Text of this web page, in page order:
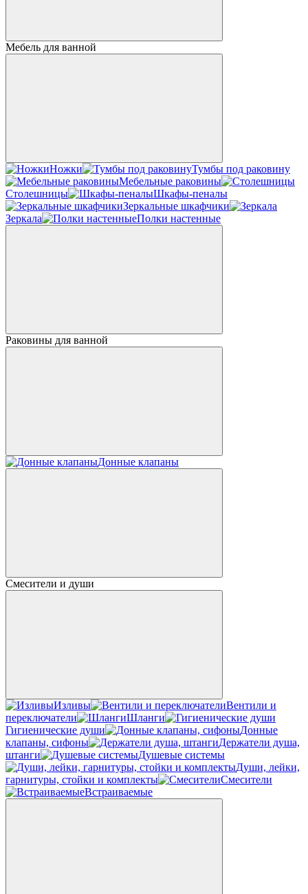
Мебель для ванной
Ножки
Тумбы под раковину
Мебельные раковины
Столешницы
Шкафы-пеналы
Зеркальные шкафчики
Зеркала
Полки настенные
Раковины для ванной
Донные клапаны
Смесители и души
Изливы
Вентили и
переключатели
Шланги
Гигиенические души
Донные
клапаны, сифоны
Держатели душа,
штанги
Душевые системы
Души, лейки,
гарнитуры, стойки и комплекты
Смесители
Встраиваемые